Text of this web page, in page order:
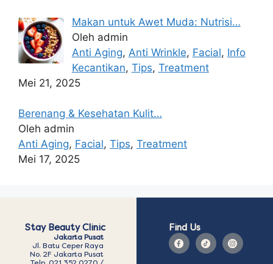
Makan untuk Awet Muda: Nutrisi…
Oleh admin
Anti Aging, Anti Wrinkle, Facial, Info
Kecantikan, Tips, Treatment
Mei 21, 2025
Berenang & Kesehatan Kulit…
Oleh admin
Anti Aging, Facial, Tips, Treatment
Mei 17, 2025
Stay Beauty Clinic
Jakarta Pusat
Jl. Batu Ceper Raya
No. 2F Jakarta Pusat
Find Us